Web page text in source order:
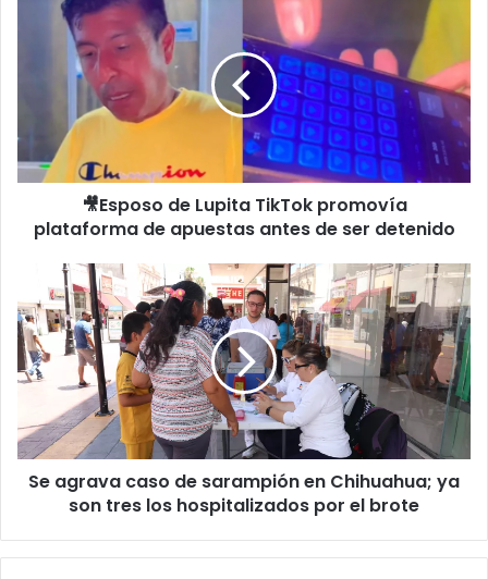
Esposo
plataforma
apuestas
detenido
🎥Esposo de Lupita TikTok promovía
plataforma de apuestas antes de ser detenido
agrava
caso
de
sarampión
en
Chihuahua;
ya
son
tres
Se agrava caso de sarampión en Chihuahua; ya
son tres los hospitalizados por el brote